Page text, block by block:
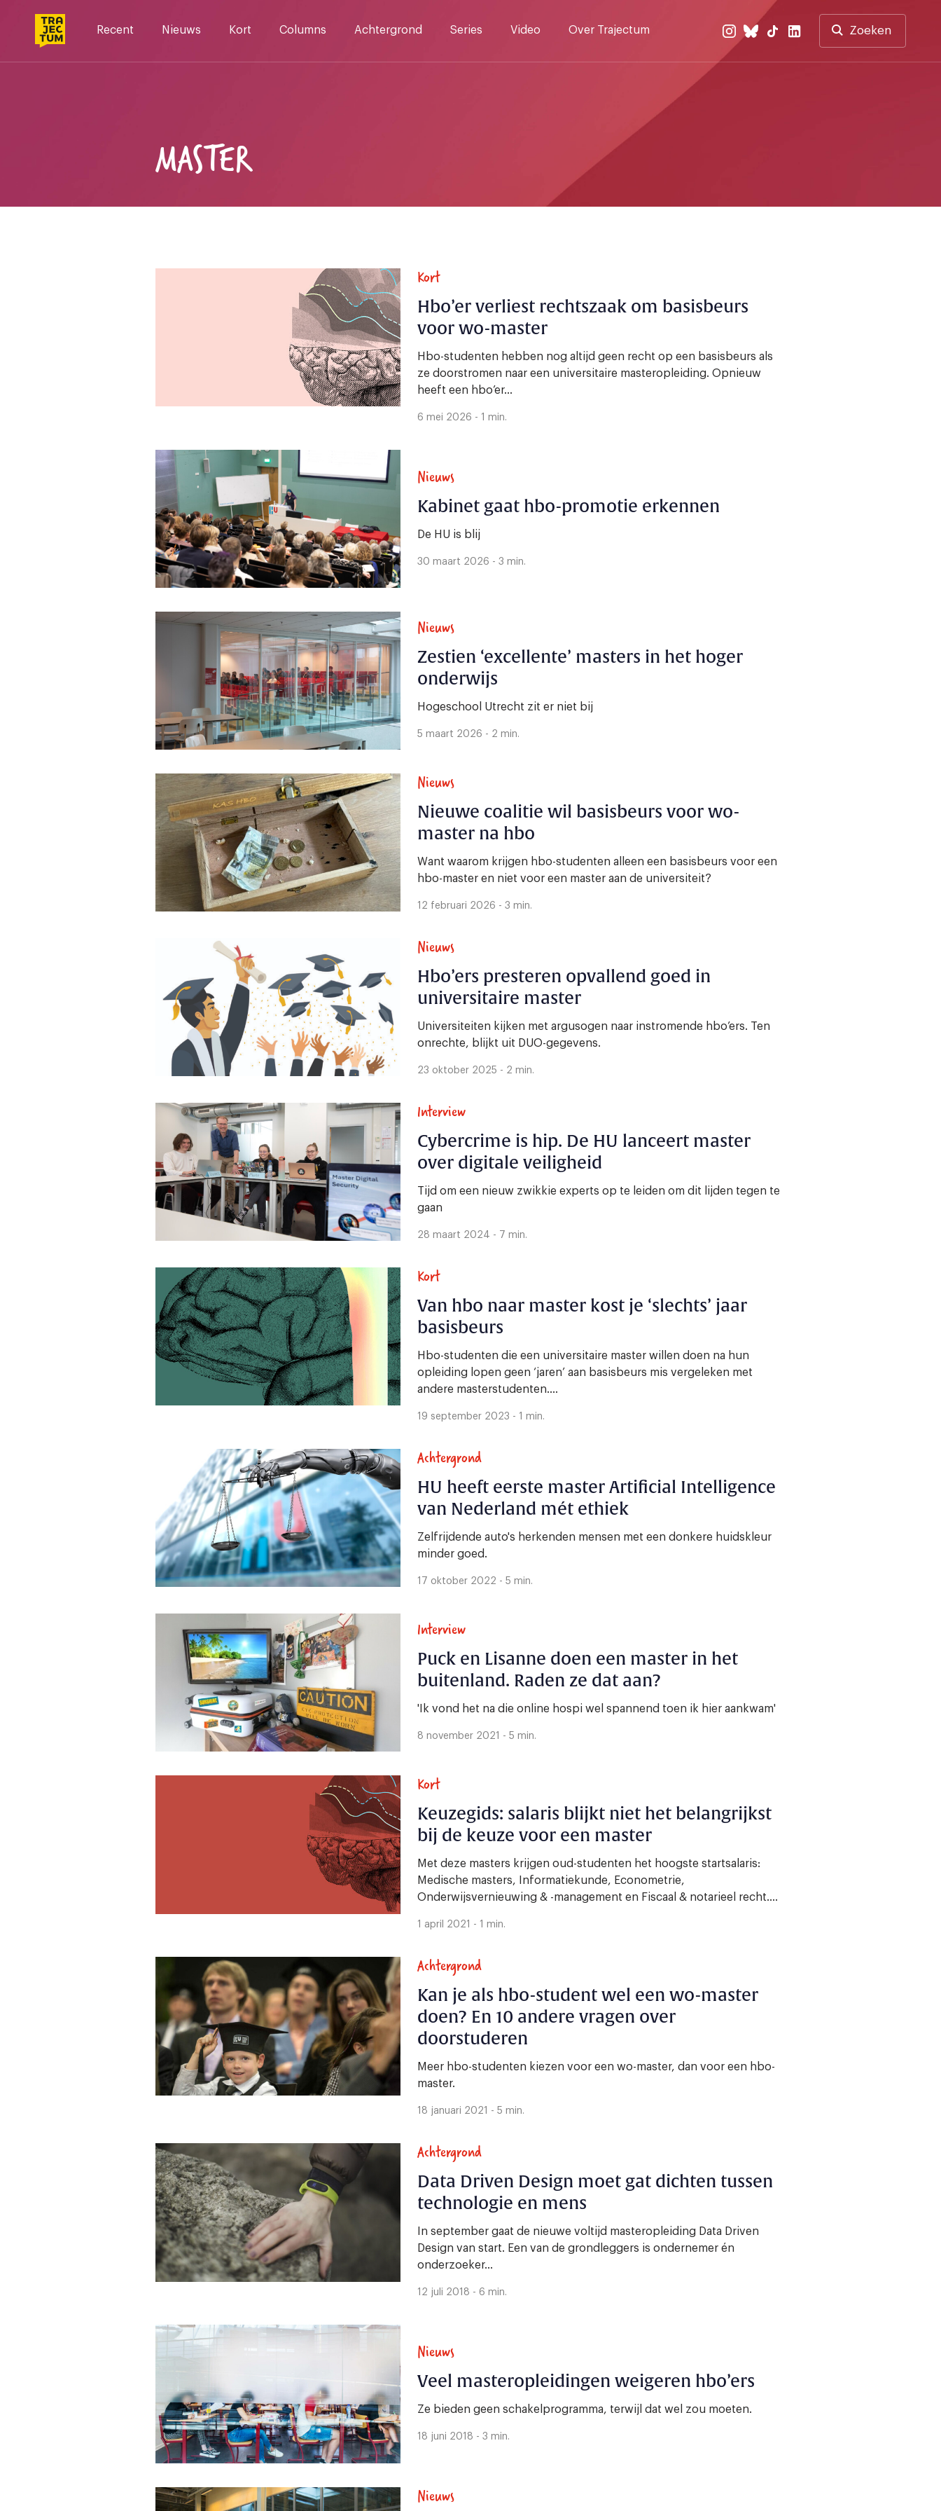
Recent Nieuws Kort Columns Achtergrond Series Video Over Trajectum Zoeken
MASTER
Kort
Hbo’er verliest rechtszaak om basisbeurs
voor wo-master
Hbo-studenten hebben nog altijd geen recht op een basisbeurs als
ze doorstromen naar een universitaire masteropleiding. Opnieuw
heeft een hbo’er...
6 mei 2026 - 1 min.
Nieuws
Kabinet gaat hbo-promotie erkennen
De HU is blij
30 maart 2026 - 3 min.
Nieuws
Zestien ‘excellente’ masters in het hoger
onderwijs
Hogeschool Utrecht zit er niet bij
5 maart 2026 - 2 min.
Nieuws
Nieuwe coalitie wil basisbeurs voor wo-
master na hbo
Want waarom krijgen hbo-studenten alleen een basisbeurs voor een
hbo-master en niet voor een master aan de universiteit?
12 februari 2026 - 3 min.
Nieuws
Hbo’ers presteren opvallend goed in
universitaire master
Universiteiten kijken met argusogen naar instromende hbo’ers. Ten
onrechte, blijkt uit DUO-gegevens.
23 oktober 2025 - 2 min.
Interview
Cybercrime is hip. De HU lanceert master
over digitale veiligheid
Tijd om een nieuw zwikkie experts op te leiden om dit lijden tegen te
gaan
28 maart 2024 - 7 min.
Kort
Van hbo naar master kost je ‘slechts’ jaar
basisbeurs
Hbo-studenten die een universitaire master willen doen na hun
opleiding lopen geen ‘jaren’ aan basisbeurs mis vergeleken met
andere masterstudenten....
19 september 2023 - 1 min.
Achtergrond
HU heeft eerste master Artificial Intelligence
van Nederland mét ethiek
Zelfrijdende auto's herkenden mensen met een donkere huidskleur
minder goed.
17 oktober 2022 - 5 min.
Interview
Puck en Lisanne doen een master in het
buitenland. Raden ze dat aan?
'Ik vond het na die online hospi wel spannend toen ik hier aankwam'
8 november 2021 - 5 min.
Kort
Keuzegids: salaris blijkt niet het belangrijkst
bij de keuze voor een master
Met deze masters krijgen oud-studenten het hoogste startsalaris:
Medische masters, Informatiekunde, Econometrie,
Onderwijsvernieuwing & -management en Fiscaal & notarieel recht....
1 april 2021 - 1 min.
Achtergrond
Kan je als hbo-student wel een wo-master
doen? En 10 andere vragen over
doorstuderen
Meer hbo-studenten kiezen voor een wo-master, dan voor een hbo-
master.
18 januari 2021 - 5 min.
Achtergrond
Data Driven Design moet gat dichten tussen
technologie en mens
In september gaat de nieuwe voltijd masteropleiding Data Driven
Design van start. Een van de grondleggers is ondernemer én
onderzoeker...
12 juli 2018 - 6 min.
Nieuws
Veel masteropleidingen weigeren hbo’ers
Ze bieden geen schakelprogramma, terwijl dat wel zou moeten.
18 juni 2018 - 3 min.
Nieuws